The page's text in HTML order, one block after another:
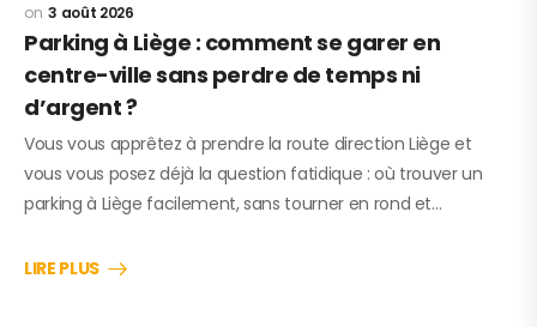
3 août 2026
Parking à Liège : comment se garer en
centre-ville sans perdre de temps ni
d’argent ?
Vous vous apprêtez à prendre la route direction Liège et
vous vous posez déjà la question fatidique : où trouver un
parking à Liège facilement, sans tourner en rond et…
LIRE PLUS